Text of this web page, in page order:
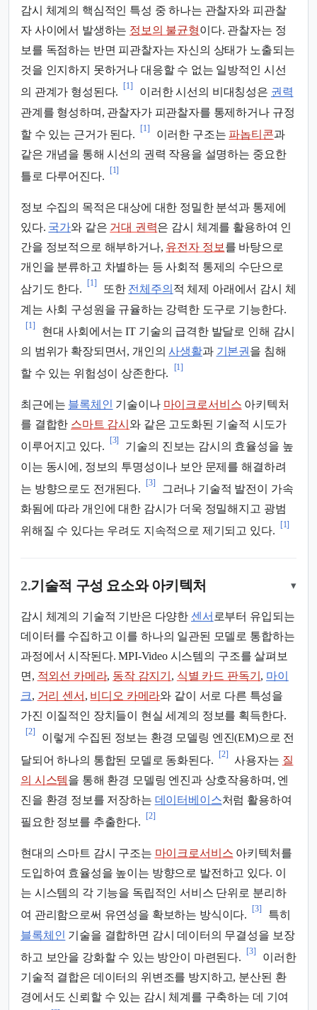
감시 체계의 핵심적인 특성 중 하나는 관찰자와 피관찰
자 사이에서 발생하는 정보의 불균형이다. 관찰자는 정
보를 독점하는 반면 피관찰자는 자신의 상태가 노출되는
것을 인지하지 못하거나 대응할 수 없는 일방적인 시선
의 관계가 형성된다.
[1]
이러한 시선의 비대칭성은 권력
관계를 형성하며, 관찰자가 피관찰자를 통제하거나 규정
할 수 있는 근거가 된다.
[1]
이러한 구조는 파놉티콘과
같은 개념을 통해 시선의 권력 작용을 설명하는 중요한
틀로 다루어진다.
[1]
정보 수집의 목적은 대상에 대한 정밀한 분석과 통제에
있다. 국가와 같은 거대 권력은 감시 체계를 활용하여 인
간을 정보적으로 해부하거나, 유전자 정보를 바탕으로
개인을 분류하고 차별하는 등 사회적 통제의 수단으로
삼기도 한다.
[1]
또한 전체주의 적 체제 아래에서 감시 체
계는 사회 구성원을 규율하는 강력한 도구로 기능한다.
[1]
현대 사회에서는 IT 기술의 급격한 발달로 인해 감시
의 범위가 확장되면서, 개인의사생활과 기본권 을 침해
할 수 있는 위험성이 상존한다.
[1]
최근에는 블록체인 기술이나 마이크로서비스 아키텍처
를 결합한 스마트 감시 와 같은 고도화된 기술적 시도가
이루어지고 있다.
[3]
기술의 진보는 감시의 효율성을 높
이는 동시에, 정보의 투명성이나 보안 문제를 해결하려
는 방향으로도 전개된다.
[3]
그러나 기술적 발전이 가속
화됨에 따라 개인에 대한 감시가 더욱 정밀해지고 광범
위해질 수 있다는 우려도 지속적으로 제기되고 있다.
[1]
2.기술적 구성 요소와 아키텍처 ▾
감시 체계의 기술적 기반은 다양한 센서 로부터 유입되는
데이터를 수집하고 이를 하나의 일관된 모델로 통합하는
과정에서 시작된다. MPI-Video 시스템의 구조를 살펴보
면, 적외선 카메라, 동작 감지기 , 식별 카드 판독기 , 마이
크, 거리 센서 , 비디오 카메라와 같이 서로 다른 특성을
가진 이질적인 장치들이 현실 세계의 정보를 획득한다.
[2]
이렇게 수집된 정보는 환경 모델링 엔진(EM)으로 전
달되어 하나의 통합된 모델로 동화된다.
[2]
사용자는 질
의 시스템을 통해 환경 모델링 엔진과 상호작용하며, 엔
진을 환경 정보를 저장하는 데이터베이스처럼 활용하여
필요한 정보를 추출한다.
[2]
현대의 스마트 감시 구조는 마이크로서비스 아키텍처를
도입하여 효율성을 높이는 방향으로 발전하고 있다. 이
는 시스템의 각 기능을 독립적인 서비스 단위로 분리하
여 관리함으로써 유연성을 확보하는 방식이다.
[3]
특히
블록체인 기술을 결합하면 감시 데이터의 무결성을 보장
하고 보안을 강화할 수 있는 방안이 마련된다.
[3]
이러한
기술적 결합은 데이터의 위변조를 방지하고, 분산된 환
경에서도 신뢰할 수 있는 감시 체계를 구축하는 데 기여